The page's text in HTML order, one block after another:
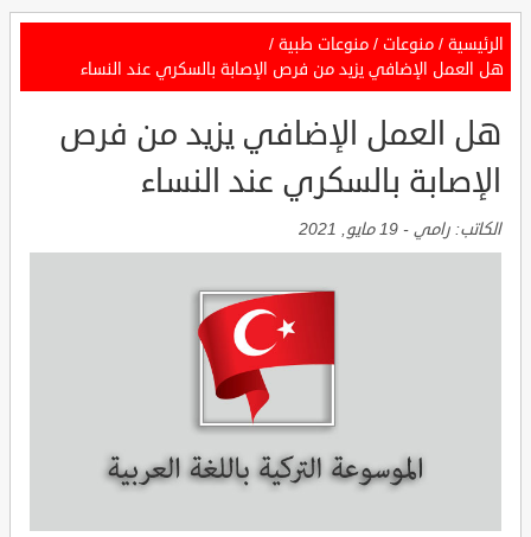
الرئيسية / منوعات / منوعات طبية /
هل العمل الإضافي يزيد من فرص الإصابة بالسكري عند النساء
هل العمل الإضافي يزيد من فرص
الإصابة بالسكري عند النساء
الكاتب: رامي - 19 مايو, 2021